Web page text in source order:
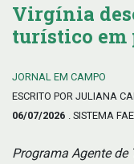
Virgínia
turístico em
JORNAL EM CAMPO
ESCRITO POR JULIANA
06/07/2026 . SISTEMA
Programa Agente